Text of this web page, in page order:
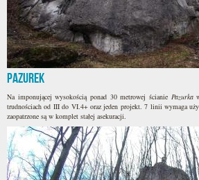
Pazurek
Na imponującej wysokością ponad 30 metrowej ścianie Pazurka
trudnościach od III do VI.4+ oraz jeden projekt. 7 linii wymaga
zaopatrzone są w komplet stałej asekuracji.